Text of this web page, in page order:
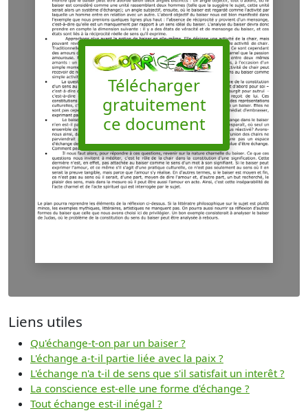
Télécharger
gratuitement
ce document
Liens utiles
Qu'échange-t-on par un baiser ?
L'échange a-t-il partie liée avec la paix ?
L'échange n'a t-il de sens que s'il satisfait un interêt ?
La conscience est-elle une forme d'échange ?
Tout échange est-il inégal ?